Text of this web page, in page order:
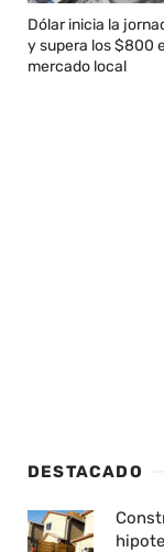
Dólar inicia la
y supera los $800
mercado local
DESTACADO